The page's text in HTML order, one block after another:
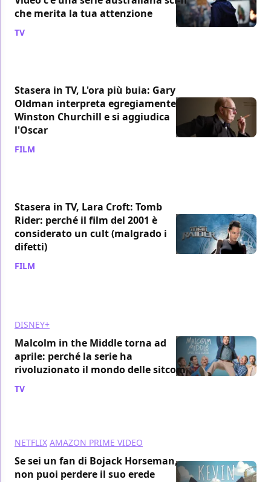
che merita la tua attenzione
TV
Stasera in TV, L'ora più buia: Gary
Oldman interpreta egregiamente
Winston Churchill e si aggiudica
l'Oscar
FILM
Stasera in TV, Lara Croft: Tomb
Rider: perché il film del 2001 è
considerato un cult (malgrado i
difetti)
FILM
DISNEY+
Malcolm in the Middle torna ad
aprile: perché la serie ha
rivoluzionato il mondo delle sitcom
TV
NETFLIX AMAZON PRIME VIDEO
Se sei un fan di Bojack Horseman,
non puoi perdere il suo erede